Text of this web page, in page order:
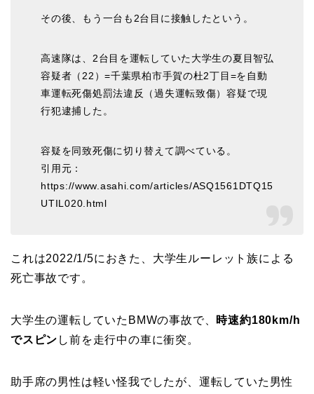
その後、もう一台も2台目に接触したという。
高速隊は、2台目を運転していた大学生の夏目智弘
容疑者（22）=千葉県柏市手賀の杜2丁目=を自動
車運転死傷処罰法違反（過失運転致傷）容疑で現
行犯逮捕した。
容疑を同致死傷に切り替えて調べている。
引用元：
https://www.asahi.com/articles/ASQ1561DTQ15
UTIL020.html
これは2022/1/5におきた、大学生ルーレット族による
死亡事故です。
大学生の運転していたBMWの事故で、 時速約180km/h
でスピン し前を走行中の車に衝突。
助手席の男性は軽い怪我でしたが、運転していた男性